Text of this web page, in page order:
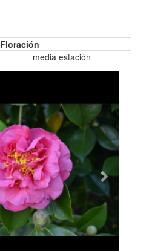
Floración
media estación